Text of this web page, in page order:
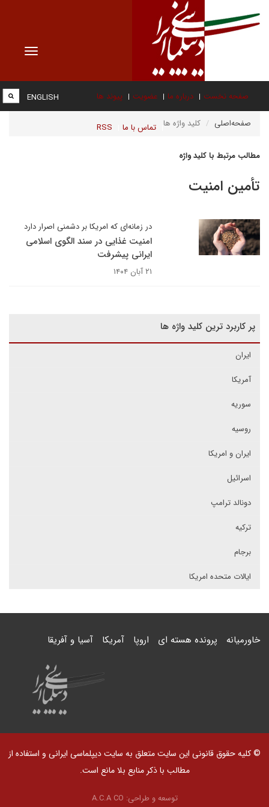
Toggle
صفحه نخست درباره ما عضویت پیوند ها
تماس با ما RSS
ENGLISH
صفحه‌اصلی کلید واژه ها
مطالب مرتبط با کلید واژه
تأمین امنیت
در زمانه‌ای که امریکا بر دشمنی اصرار دارد
امنیت غذایی در سند الگوی اسلامی
ایرانی پیشرفت
۲۱ آبان ۱۴۰۴
پر کاربرد ترین کلید واژه ها
ایران
آمریکا
سوریه
روسیه
ایران و امریکا
اسرائیل
دونالد ترامپ
ترکیه
برجام
ایالات متحده امریکا
خاورمیانه پرونده هسته ای اروپا آمریکا آسیا و آفریقا
© کلیه حقوق قانونی این سایت متعلق به سایت دیپلماسی ایرانی و استفاده از
مطالب با ذکر منابع بلا مانع است.
توسعه و طراحی: A.C.A CO